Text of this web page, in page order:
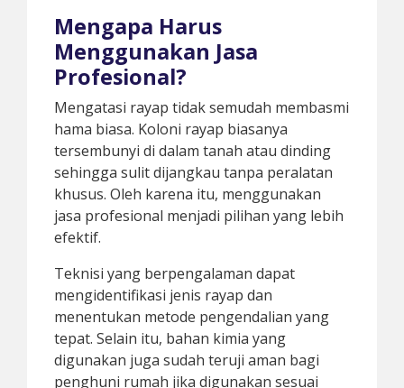
Mengapa Harus
Menggunakan Jasa
Profesional?
Mengatasi rayap tidak semudah membasmi
hama biasa. Koloni rayap biasanya
tersembunyi di dalam tanah atau dinding
sehingga sulit dijangkau tanpa peralatan
khusus. Oleh karena itu, menggunakan
jasa profesional menjadi pilihan yang lebih
efektif.
Teknisi yang berpengalaman dapat
mengidentifikasi jenis rayap dan
menentukan metode pengendalian yang
tepat. Selain itu, bahan kimia yang
digunakan juga sudah teruji aman bagi
penghuni rumah jika digunakan sesuai